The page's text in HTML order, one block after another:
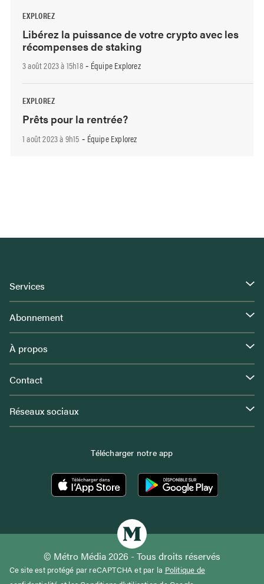
EXPLOREZ
Libérez la puissance de votre crypto avec les
récompenses de staking
3 août 2023 à 15h18- Équipe Explorez
EXPLOREZ
Prêts pour la rentrée?
1 août 2023 à 9h15 - Équipe Explorez
Services
Abonnement
À propos
Contact
Réseaux sociaux
Télécharger notre app
© Métro Média 2026 - Tous droits réservés
Ce site est protégé par reCAPTCHA et par la Politique de